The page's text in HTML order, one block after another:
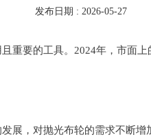
发布日期 : 2026-05-27
重要的工具。2024年，市面
展，对抛光布轮的需求不断